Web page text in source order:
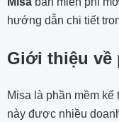
hướng dẫn chi tiết
Giới thiệu về
Misa là phần mềm
này được nhiều